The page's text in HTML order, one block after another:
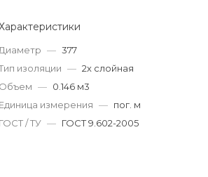
Диаметр — 377
изоляции — 2х слойная
Объем — 0.146 м3
Единица измерения — пог. м
ГОСТ / ТУ — ГОСТ 9.602-2005